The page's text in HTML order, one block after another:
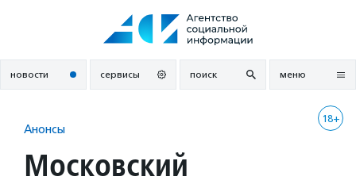
новости сервисы поиск меню
18+
Анонсы
Московский